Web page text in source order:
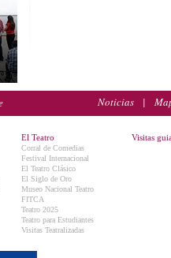
Noticias |
El Teatro
Corral de Comedias
Festival Internacional
El Teatro Clásico
El Siglo de Oro
Museo Nacional Teatro
FITCA
Teatro 2025
Teatro para Estudiantes
Visitas Teatralizadas
Visitas